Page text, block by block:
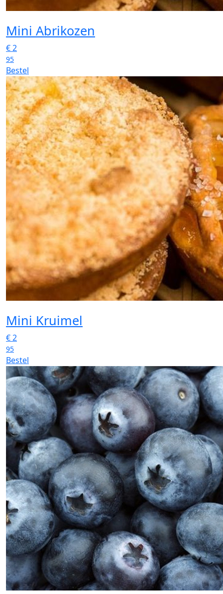
Mini Abrikozen
€2
95
Bestel
Mini Kruimel
€2
95
Bestel